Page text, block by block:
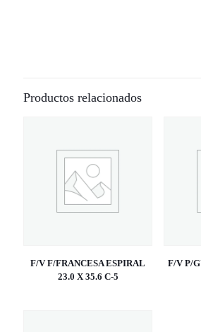
Productos relacionados
F/V F/FRANCESA ESPIRAL
23.0 X 35.6 C-5
F/V P/